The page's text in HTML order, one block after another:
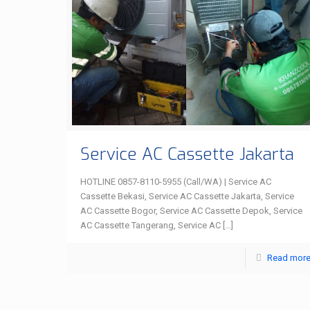
Service AC Cassette Jakarta
HOTLINE 0857-8110-5955 (Call/WA) | Service AC
Cassette Bekasi, Service AC Cassette Jakarta, Service
AC Cassette Bogor, Service AC Cassette Depok, Service
AC Cassette Tangerang, Service AC[…]
Read